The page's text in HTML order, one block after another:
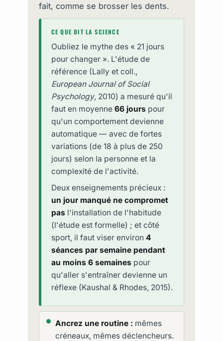
fait, comme se brosser les dents.
CE QUE DIT LA SCIENCE
Oubliez le mythe des « 21 jours
pour changer ». L'étude de
référence (Lally et coll.,
European Journal of Social
Psychology, 2010) a mesuré qu'il
faut en moyenne 66 jours pour
qu'un comportement devienne
automatique — avec de fortes
variations (de 18 à plus de 250
jours) selon la personne et la
complexité de l'activité.
Deux enseignements précieux :
un jour manqué ne compromet
pas l'installation de l'habitude
(l'étude est formelle) ; et côté
sport, il faut viser environ 4
séances par semaine pendant
au moins 6 semaines pour
qu'aller s'entraîner devienne un
réflexe (Kaushal & Rhodes, 2015).
Ancrez une routine : mêmes
créneaux, mêmes déclencheurs.